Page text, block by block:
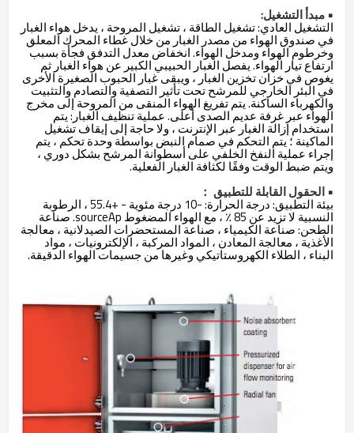
• مبدأ التشغيل:
التشغيل العادي: تشغيل الطاقة ، تشغيل المروحة ، يدخل هواء الغبار
في صندوق الهواء من مصدر الغبار من خلال غطاء المحرك المعلق
وخرطوم الهواء ومدخل الهواء. انخفاض معدل التدفق فجأة بسبب
ارتفاع تيار الهواء. يفصل الغبار الحبيبي الكبير عن هواء الغبار ثم
يغوص في خزان تخزين الغبار ، ويبقى غبار الحبوب الصغيرة الأخرى
في البئر الخارجي للمرشح تحت تأثير التصفية والتصادم والتثبيت
والكهرباء الساكنة. يتم تفريغ الهواء المنقى من المروحة إلى مخرج
الهواء عبر غرفة عديم الصدى أعلى. عملية تنظيف الغبار: يتم
استخدام إزالة الغبار عبر الإنترنت ، ولا حاجة إلى إيقاف تشغيل
الماكينة ؛ يتم التحكم في صمام النبض بواسطة وحدة تحكم ، يتم
إجراء عملية النفخ الخلفي على أسطوانة المرشح بشكل دوري ،
ويتم ضبط الوقت وفقًا لكثافة الغبار الفعلية.
• الحقول القابلة للتطبيق ：
بيئة التطبيق: درجة الحرارة: -10 درجة مئوية - +55.4 ، الرطوبة
النسبية لا تزيد عن 85 ٪ ، مع الهواء المضغوط sourceAp. صناعة
الطحن: صناعة الكيمياء ، صناعة المستحضرات الصيدلانية ، معالجة
الأغذية ، معالجة المعادن ، المواد المركبة ، الإلكترونيات ، مواد
البناء ، الطلاء الكهروستاتيكي وغيرها من جسيمات الهواء الدقيقة.